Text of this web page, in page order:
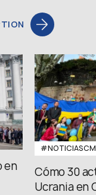
en
Cómo 30
Ucrania en